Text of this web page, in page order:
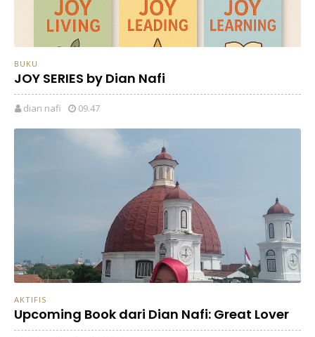
BUKU
JOY SERIES by Dian Nafi
dian nafi 09.47
AKTIFIS
Upcoming Book dari Dian Nafi: Great Lover